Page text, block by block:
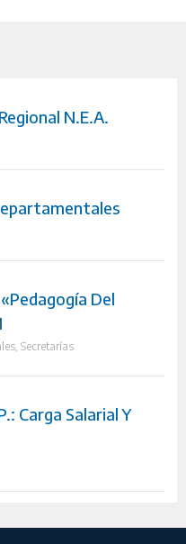
N.E.A.
Del
, Secretarías
Carga Salarial Y